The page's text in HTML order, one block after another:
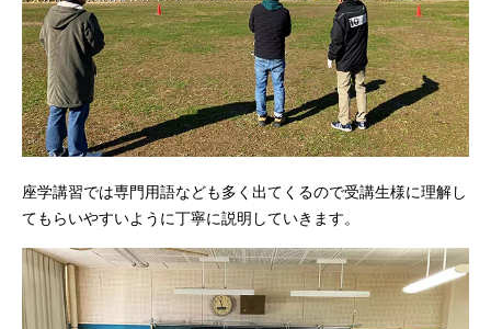
座学講習では専門用語なども多く出てくるので受講生様に理解し
てもらいやすいように丁寧に説明していきます。